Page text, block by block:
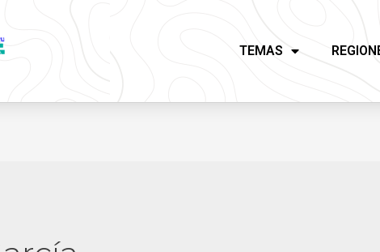
TEMAS